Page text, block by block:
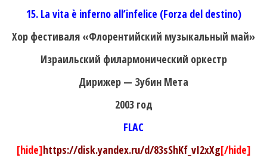
15. La vita è inferno all’infelice (Forza del destino)
Хор фестиваля «Флорентийский музыкальный май»
Израильский филармонический оркестр
Дирижер — Зубин Мета
2003 год
FLAC
[hide]https://disk.yandex.ru/d/83sShKf_vI2xXg[/hide]